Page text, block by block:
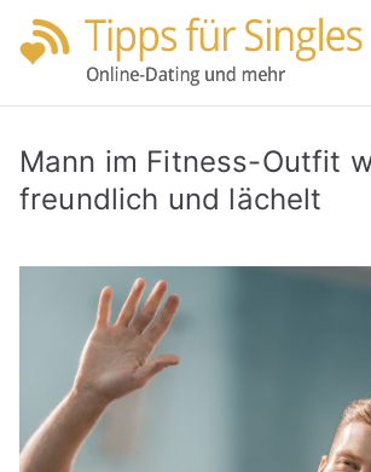
Zum
Inhalt
Mann im Fitness-Outfit
freundlich und lächelt